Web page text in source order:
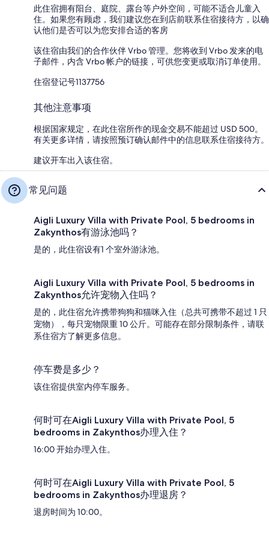
此住宿拥有阳台、庭院、露台等户外空间，可能不适合儿童入
住。如果您有顾虑，我们建议您在到店前联系住宿接待方，以确
认他们是否可以为您安排合适的客房
该住宿由我们的合作伙伴 Vrbo 管理。您将收到 Vrbo 发来的电
子邮件，内含 Vrbo 帐户的链接，可供您变更或取消订单使用。
住宿登记号1137756
其他注意事项
根据国家规定，在此住宿所作的现金交易不能超过 USD 500。
有关更多详情，请按照预订确认邮件中的信息联系住宿接待方。
建议开车出入该住宿。
常见问题
Aigli Luxury Villa with Private Pool, 5 bedrooms in
Zakynthos有游泳池吗？
是的，此住宿设有1 个室外游泳池。
Aigli Luxury Villa with Private Pool, 5 bedrooms in
Zakynthos允许宠物入住吗？
是的，此住宿允许携带狗狗和猫咪入住（总共可携带不超过 1 只
宠物），每只宠物限重 10 公斤。可能存在部分限制条件，请联
系住宿方了解更多信息。
停车费是多少？
该住宿提供室内停车服务。
何时可在Aigli Luxury Villa with Private Pool, 5
bedrooms in Zakynthos办理入住？
16:00 开始办理入住。
何时可在Aigli Luxury Villa with Private Pool, 5
bedrooms in Zakynthos办理退房？
退房时间为 10:00。